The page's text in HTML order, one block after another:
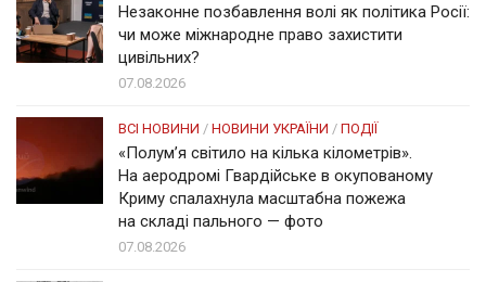
Незаконне позбавлення волі як політика Росії:
чи може міжнародне право захистити
цивільних?
07.08.2026
ВСІ НОВИНИ / НОВИНИ УКРАЇНИ / ПОДІЇ
«Полум’я світило на кілька кілометрів».
На аеродромі Гвардійське в окупованому
Криму спалахнула масштабна пожежа
на складі пального — фото
07.08.2026